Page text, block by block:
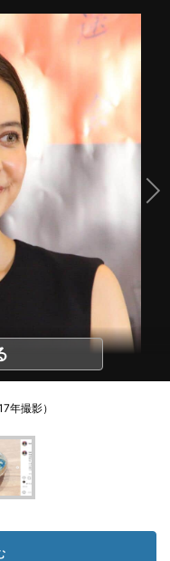
年撮影）